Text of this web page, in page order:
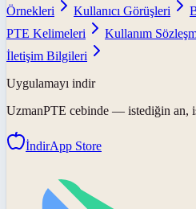
Örnekleri
Kullanıcı Görüşleri
PTE Kelimeleri
Kullanım
İletişim Bilgileri
Uygulamayı indir
UzmanPTE cebinde — istediğin an,
İndirApp Store